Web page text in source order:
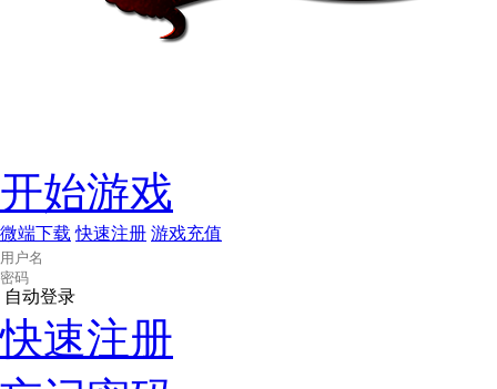
开始游戏
微端下载 快速注册 游戏充值
自动登录
快速注册